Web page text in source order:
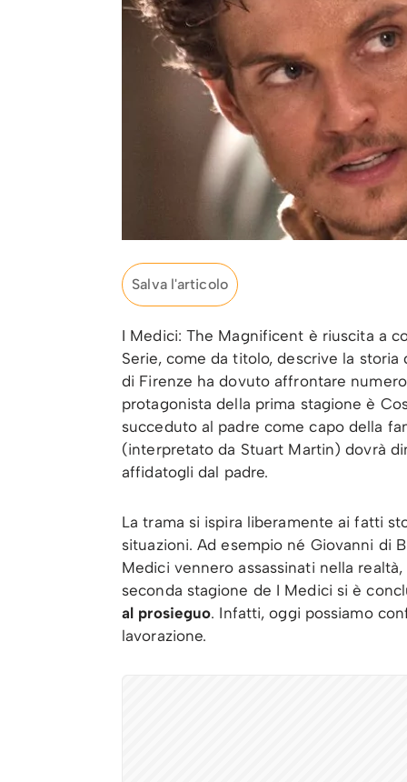
Salva l'articolo
I Medici: The Magnificent è riuscita a
Serie, come da titolo, descrive la
di Firenze ha dovuto affrontare
protagonista della prima stagione è
succeduto al padre come capo della
(interpretato da Stuart Martin) dovrà
affidatogli dal padre.
La trama si ispira liberamente ai fatti
situazioni. Ad esempio né Giovanni di
Medici vennero assassinati nella
seconda stagione de I Medici si è
al prosieguo. Infatti, oggi possiamo
lavorazione.